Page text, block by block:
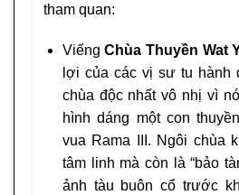
tham quan:
ViếngChùa Thuyền Wat
lợi của các vị sư tu hành
chùa độc nhất vô nhị vì
hình dáng một con
vua Rama III. Ngôi chùa
tâm linh mà còn là “bảo
ảnh tàu buôn cổ trước